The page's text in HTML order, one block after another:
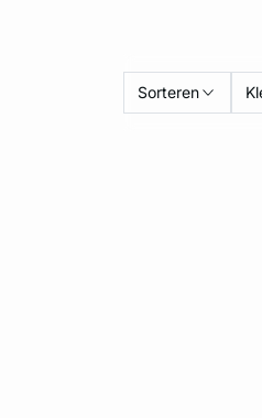
Sorteren